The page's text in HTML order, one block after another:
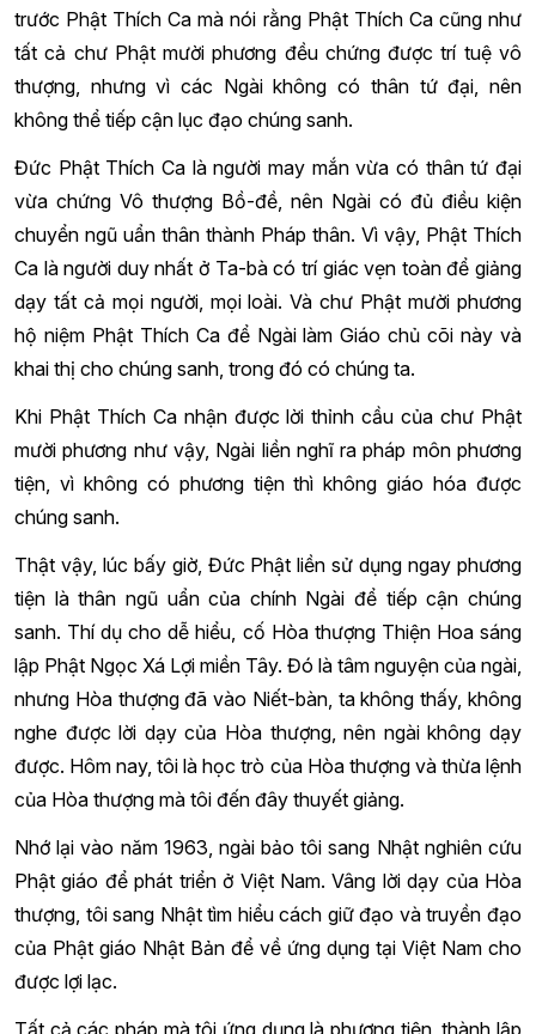
trước Phật Thích Ca mà nói rằng Phật Thích Ca cũng như
tất cả chư Phật mười phương đều chứng được trí tuệ vô
thượng, nhưng vì các Ngài không có thân tứ đại, nên
không thể tiếp cận lục đạo chúng sanh.
Đức Phật Thích Ca là người may mắn vừa có thân tứ đại
vừa chứng Vô thượng Bồ-đề, nên Ngài có đủ điều kiện
chuyển ngũ uẩn thân thành Pháp thân. Vì vậy, Phật Thích
Ca là người duy nhất ở Ta-bà có trí giác vẹn toàn để giảng
dạy tất cả mọi người, mọi loài. Và chư Phật mười phương
hộ niệm Phật Thích Ca để Ngài làm Giáo chủ cõi này và
khai thị cho chúng sanh, trong đó có chúng ta.
Khi Phật Thích Ca nhận được lời thỉnh cầu của chư Phật
mười phương như vậy, Ngài liền nghĩ ra pháp môn phương
tiện, vì không có phương tiện thì không giáo hóa được
chúng sanh.
Thật vậy, lúc bấy giờ, Đức Phật liền sử dụng ngay phương
tiện là thân ngũ uẩn của chính Ngài để tiếp cận chúng
sanh. Thí dụ cho dễ hiểu, cố Hòa thượng Thiện Hoa sáng
lập Phật Ngọc Xá Lợi miền Tây. Đó là tâm nguyện của ngài,
nhưng Hòa thượng đã vào Niết-bàn, ta không thấy, không
nghe được lời dạy của Hòa thượng, nên ngài không dạy
được. Hôm nay, tôi là học trò của Hòa thượng và thừa lệnh
của Hòa thượng mà tôi đến đây thuyết giảng.
Nhớ lại vào năm 1963, ngài bảo tôi sang Nhật nghiên cứu
Phật giáo để phát triển ở Việt Nam. Vâng lời dạy của Hòa
thượng, tôi sang Nhật tìm hiểu cách giữ đạo và truyền đạo
của Phật giáo Nhật Bản để về ứng dụng tại Việt Nam cho
được lợi lạc.
Tất cả các pháp mà tôi ứng dụng là phương tiện, thành lập